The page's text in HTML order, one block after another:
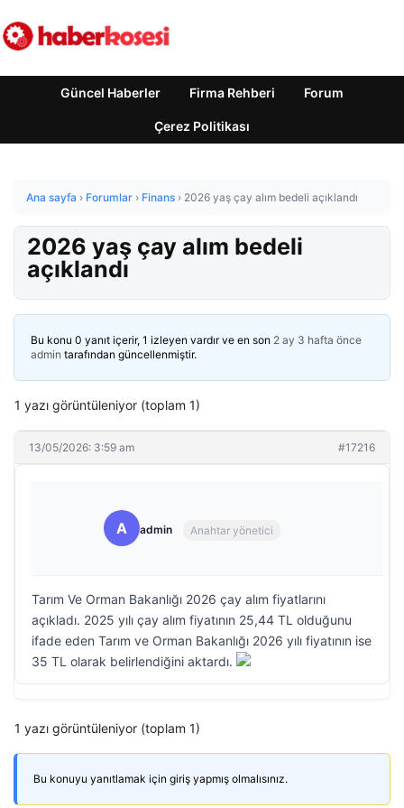
Güncel Haberler Firma Rehberi Forum
Çerez Politikası
Ana sayfa › Forumlar › Finans › 2026 yaş çay alım bedeli açıklandı
2026 yaş çay alım bedeli
açıklandı
Bu konu 0 yanıt içerir, 1 izleyen vardır ve en son 2 ay 3 hafta önce
admin tarafından güncellenmiştir.
1 yazı görüntüleniyor (toplam 1)
13/05/2026: 3:59 am #17216
A admin Anahtar yönetici
Tarım Ve Orman Bakanlığı 2026 çay alım fiyatlarını
açıkladı. 2025 yılı çay alım fiyatının 25,44 TL olduğunu
ifade eden Tarım ve Orman Bakanlığı 2026 yılı fiyatının ise
35 TL olarak belirlendiğini aktardı.
1 yazı görüntüleniyor (toplam 1)
Bu konuyu yanıtlamak için giriş yapmış olmalısınız.